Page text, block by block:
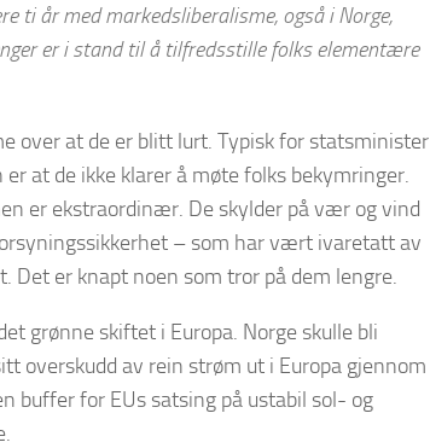
ti år med markedsliberalisme, også i Norge,
er i stand til å tilfredsstille folks elementære
over at de er blitt lurt. Typisk for statsminister
at de ikke klarer å møte folks bekymringer.
er ekstraordinær. De skylder på vær og vind
– som har vært ivaretatt av
er knapt noen som tror på dem lengre.
grønne skiftet i Europa. Norge skulle bli
overskudd av rein strøm ut i Europa gjennom
buffer for EUs satsing på ustabil sol- og